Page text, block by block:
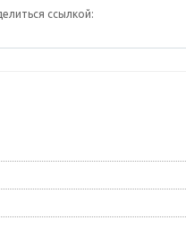
ссылкой: